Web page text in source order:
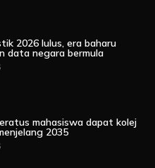
2026 lulus, era baharu
data negara bermula
mahasiswa dapat kolej
2035